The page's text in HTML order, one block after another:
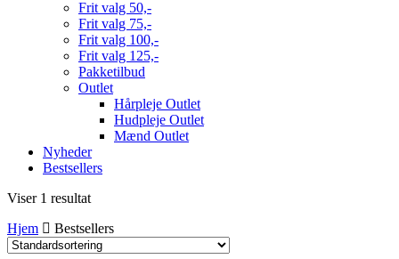
Frit valg 50,-
Frit valg 75,-
Frit valg 100,-
Frit valg 125,-
Pakketilbud
Outlet
Hårpleje Outlet
Hudpleje Outlet
Mænd Outlet
Nyheder
Bestsellers
Viser 1 resultat
Hjem
Bestsellers